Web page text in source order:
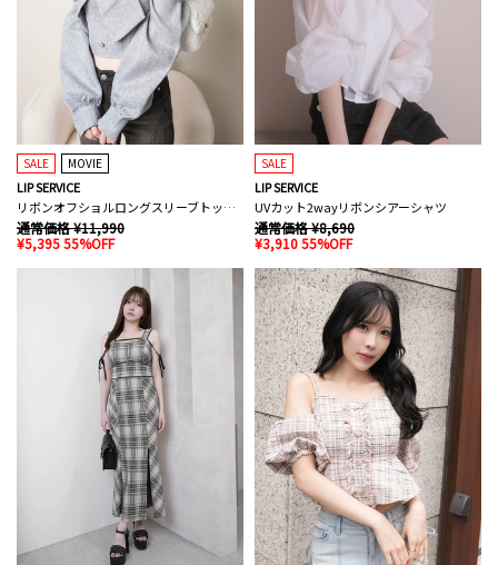
SALE MOVIE
LIP SERVICE
リボンオフショルロングスリーブトップス
通常価格 ¥11,990
¥5,395 55%OFF
SALE
LIP SERVICE
UVカット2wayリボンシアーシャツ
通常価格 ¥8,690
¥3,910 55%OFF